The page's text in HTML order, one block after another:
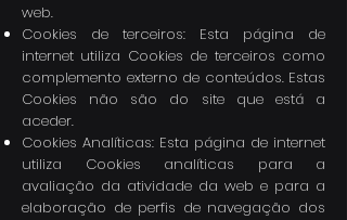
web.
Cookies de terceiros: Esta página de
internet utiliza Cookies de terceiros como
complemento externo de conteúdos. Estas
Cookies não são do site que está a
aceder.
Cookies Analíticas: Esta página de internet
utiliza Cookies analíticas para a
avaliação da atividade da web e para a
elaboração de perfis de navegação dos